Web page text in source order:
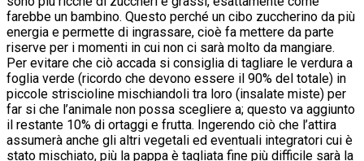
farebbe un bambino. Questo perché un cibo zuccherino da più
energia e permette di ingrassare, cioè fa mettere da parte
riserve per i momenti in cui non ci sarà molto da mangiare.
Per evitare che ciò accada si consiglia di tagliare le verdura a
foglia verde (ricordo che devono essere il 90% del totale) in
piccole striscioline mischiandoli tra loro (insalate miste) per
far si che l’animale non possa scegliere a; questo va aggiunto
il restante 10% di ortaggi e frutta. Ingerendo ciò che l’attira
assumerà anche gli altri vegetali ed eventuali integratori cui è
stato mischiato, più la pappa è tagliata fine più difficile sarà la